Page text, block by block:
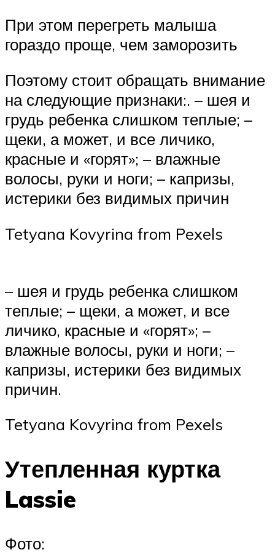
При этом перегреть малыша
гораздо проще, чем заморозить
Поэтому стоит обращать внимание
на следующие признаки:. – шея и
грудь ребенка слишком теплые; –
щеки, а может, и все личико,
красные и «горят»; – влажные
волосы, руки и ноги; – капризы,
истерики без видимых причин
Tetyana Kovyrina from Pexels
– шея и грудь ребенка слишком
теплые; – щеки, а может, и все
личико, красные и «горят»; –
влажные волосы, руки и ноги; –
капризы, истерики без видимых
причин.
Tetyana Kovyrina from Pexels
Утепленная куртка
Lassie
Фото: